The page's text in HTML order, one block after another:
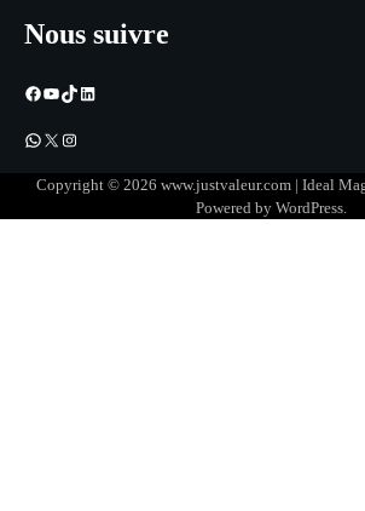
Nous suivre
Facebook
YouTube
TikTok
LinkedIn
WhatsApp
X Instagram
Copyright © 2026 www.justvaleur.com | Ideal
Powered by WordPress.